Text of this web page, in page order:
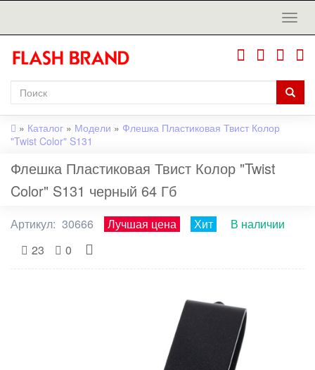
» Каталог » Модели » Флешка Пластиковая Твист Колор
"Twist Color" S131
Флешка Пластиковая Твист Колор "Twist
Color" S131 черный 64 Гб
Артикул: 30666 Лучшая цена Хит
В наличии
23
0